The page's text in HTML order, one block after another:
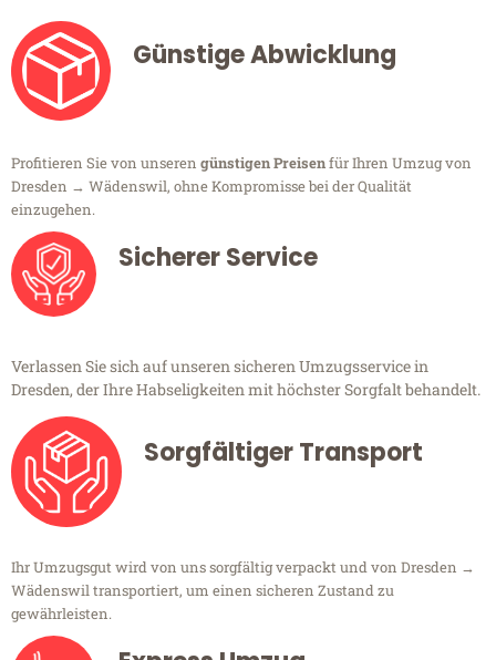
Günstige Abwicklung
Profitieren Sie von unseren günstigen Preisenfür Ihren Umzug von
Dresden → Wädenswil, ohne Kompromisse bei der Qualität
einzugehen.
Sicherer Service
Verlassen Sie sich auf unseren sicheren Umzugsservice in
Dresden, der Ihre Habseligkeiten mit höchster Sorgfalt behandelt.
Sorgfältiger Transport
Ihr Umzugsgut wird von uns sorgfältig verpackt und von Dresden →
Wädenswil transportiert, um einen sicheren Zustand zu
gewährleisten.